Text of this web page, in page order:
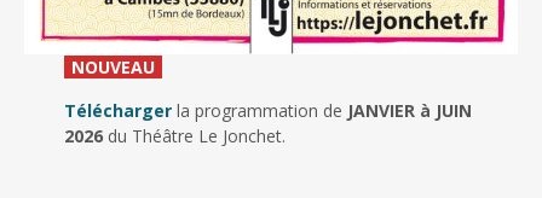
NOUVEAU_
Télécharger la programmation de JANVIER à JUIN
2026du Théâtre Le Jonchet.